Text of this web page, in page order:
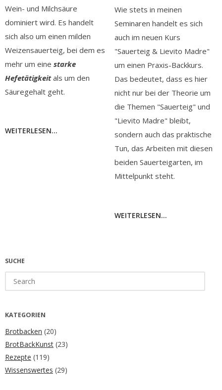
Wein- und Milchsäure
dominiert wird. Es handelt
sich also um einen milden
Weizensauerteig, bei dem es
mehr um eine starke
Hefetätigkeitals um den
Säuregehalt geht.
WEITERLESEN...
Wie stets in meinen
Seminaren handelt es sich
auch im neuen Kurs
"Sauerteig & Lievito Madre"
um einen Praxis-Backkurs.
Das bedeutet, dass es hier
nicht nur bei der Theorie um
die Themen "Sauerteig" und
"Lievito Madre" bleibt,
sondern auch das praktische
Tun, das Arbeiten mit diesen
beiden Sauerteigarten, im
Mittelpunkt steht.
WEITERLESEN...
SUCHE
for:
KATEGORIEN
Brotbacken (20)
BrotBackKunst (23)
Rezepte (119)
Wissenswertes (29)